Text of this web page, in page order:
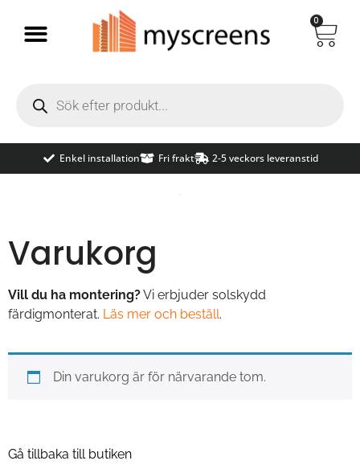
0
Enkel installation Fri frakt 2-5 veckors leveranstid
Varukorg
Vill du ha montering?Vi erbjuder solskydd
färdigmonterat. Läs mer och beställ.
Din varukorg är för närvarande tom.
Gå tillbaka till butiken